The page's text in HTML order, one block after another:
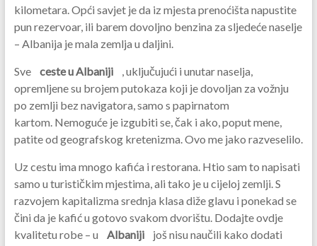
kilometara. Opći savjet je da iz mjesta prenoćišta napustite
pun rezervoar, ili barem dovoljno benzina za sljedeće naselje
– Albanija je mala zemlja u daljini.
Sve ceste u Albaniji, uključujući i unutar naselja,
opremljene su brojem putokaza koji je dovoljan za vožnju
po zemlji bez navigatora, samo s papirnatom
kartom. Nemoguće je izgubiti se, čak i ako, poput mene,
patite od geografskog kretenizma. Ovo me jako razveselilo.
Uz cestu ima mnogo kafića i restorana. Htio sam to napisati
samo u turističkim mjestima, ali tako je u cijeloj zemlji. S
razvojem kapitalizma srednja klasa diže glavu i ponekad se
čini da je kafić u gotovo svakom dvorištu. Dodajte ovdje
kvalitetu robe – u Albanijijoš nisu naučili kako dodati